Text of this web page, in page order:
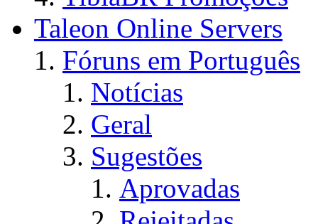
Taleon Online Servers
Fóruns em Português
Notícias
Geral
Sugestões
Aprovadas